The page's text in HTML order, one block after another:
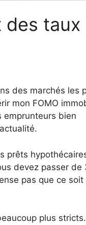
des taux
des marchés les
mon FOMO
emprunteurs bien
prêts
devez passer de
pas que ce soit
plus